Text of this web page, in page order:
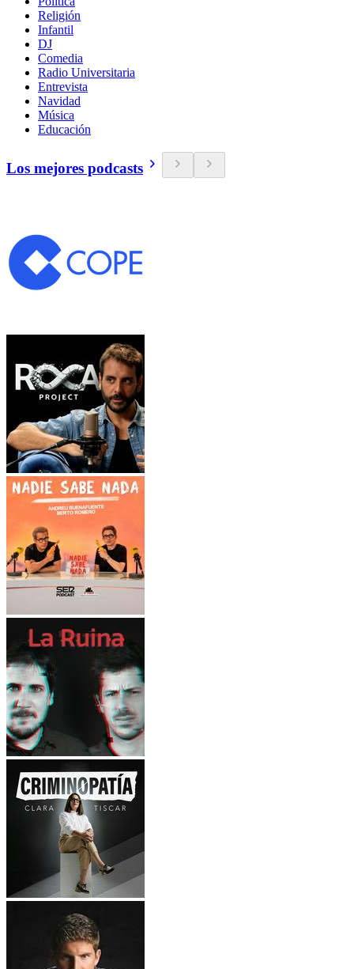
Religión
Infantil
DJ
Comedia
Radio Universitaria
Entrevista
Navidad
Música
Educación
Los mejores podcasts